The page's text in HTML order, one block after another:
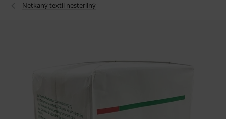
Netkaný textil nesterilný